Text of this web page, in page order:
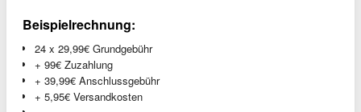
Beispielrechnung:
24 x 29,99€ Grundgebühr
+ 99€ Zuzahlung
+ 39,99€ Anschlussgebühr
+ 5,95€ Versandkosten